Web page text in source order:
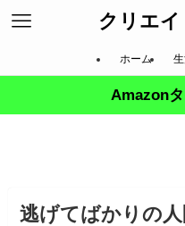
クリエ
ホーム
Amazonタ
逃げてばかりの